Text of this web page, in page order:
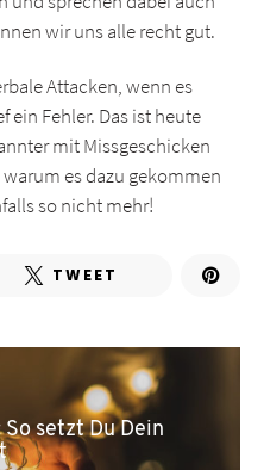
wir uns alle recht gut.
Attacken, wenn es
ein Fehler. Das ist heute
mit Missgeschicken
es dazu gekommen
so nicht mehr!
TWEET
setzt Du Dein